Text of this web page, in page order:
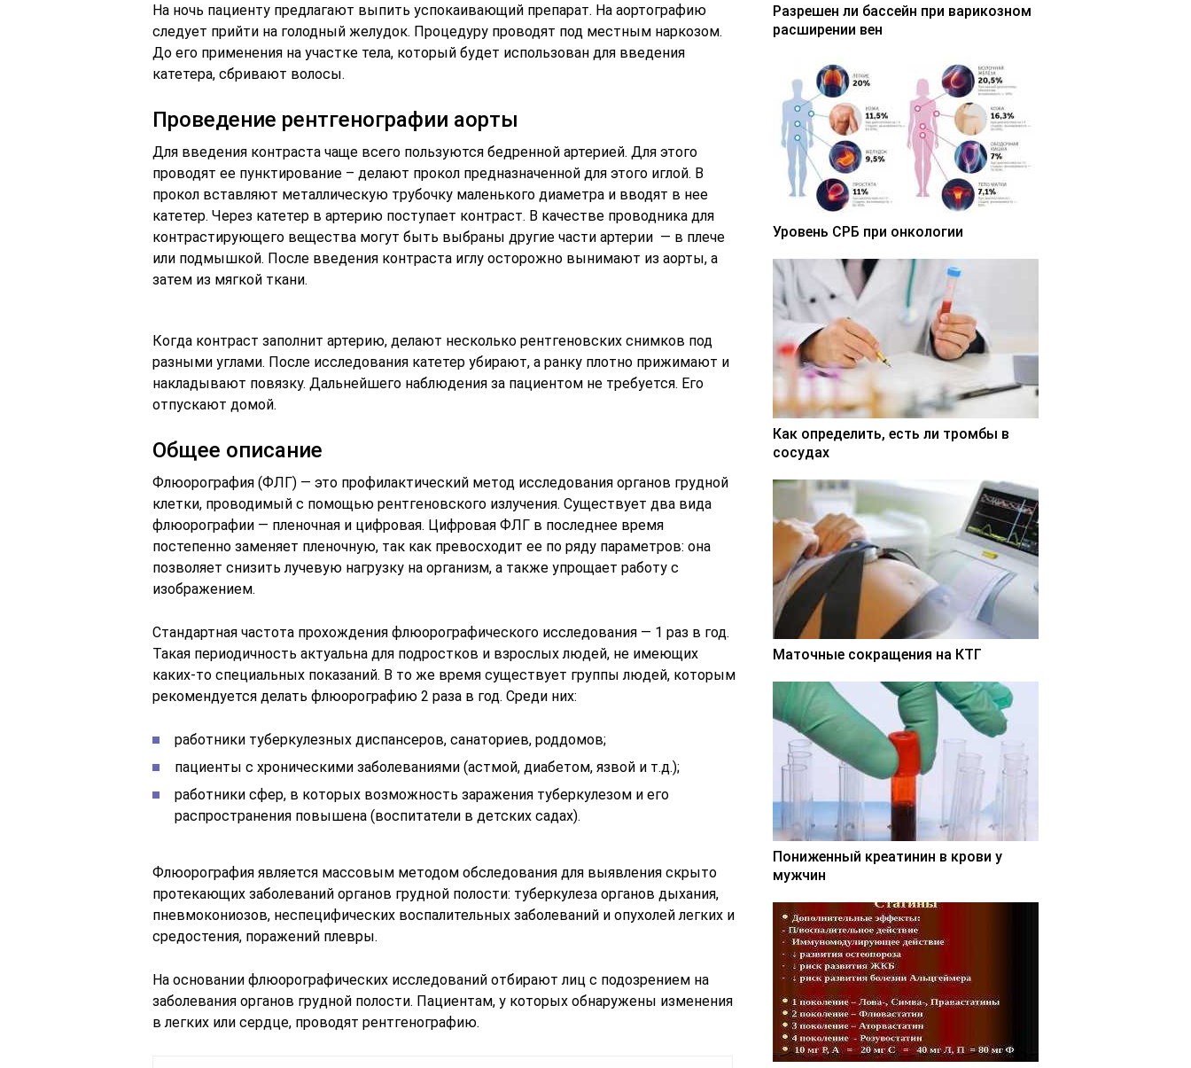
На ночь пациенту предлагают выпить успокаивающий препарат. На аортографию
следует прийти на голодный желудок. Процедуру проводят под местным наркозом.
До его применения на участке тела, который будет использован для введения
катетера, сбривают волосы.
Проведение рентгенографии аорты
Для введения контраста чаще всего пользуются бедренной артерией. Для этого
проводят ее пунктирование – делают прокол предназначенной для этого иглой. В
прокол вставляют металлическую трубочку маленького диаметра и вводят в нее
катетер. Через катетер в артерию поступает контраст. В качестве проводника для
контрастирующего вещества могут быть выбраны другие части артерии — в плече
или подмышкой. После введения контраста иглу осторожно вынимают из аорты, а
затем из мягкой ткани.
Когда контраст заполнит артерию, делают несколько рентгеновских снимков под
разными углами. После исследования катетер убирают, а ранку плотно прижимают и
накладывают повязку. Дальнейшего наблюдения за пациентом не требуется. Его
отпускают домой.
Общее описание
Флюорография (ФЛГ) — это профилактический метод исследования органов грудной
клетки, проводимый с помощью рентгеновского излучения. Существует два вида
флюорографии — пленочная и цифровая. Цифровая ФЛГ в последнее время
постепенно заменяет пленочную, так как превосходит ее по ряду параметров: она
позволяет снизить лучевую нагрузку на организм, а также упрощает работу с
изображением.
Стандартная частота прохождения флюорографического исследования — 1 раз в год.
Такая периодичность актуальна для подростков и взрослых людей, не имеющих
каких-то специальных показаний. В то же время существует группы людей, которым
рекомендуется делать флюорографию 2 раза в год. Среди них:
работники туберкулезных диспансеров, санаториев, роддомов;
пациенты с хроническими заболеваниями (астмой, диабетом, язвой и т.д.);
работники сфер, в которых возможность заражения туберкулезом и его
распространения повышена (воспитатели в детских садах).
Флюорография является массовым методом обследования для выявления скрыто
протекающих заболеваний органов грудной полости: туберкулеза органов дыхания,
пневмокониозов, неспецифических воспалительных заболеваний и опухолей легких и
средостения, поражений плевры.
На основании флюорографических исследований отбирают лиц с подозрением на
заболевания органов грудной полости. Пациентам, у которых обнаружены изменения
в легких или сердце, проводят рентгенографию.
Разрешен ли бассейн при варикозном
расширении вен
Уровень СРБ при онкологии
Как определить, есть ли тромбы в
сосудах
Маточные сокращения на КТГ
Пониженный креатинин в крови у
мужчин